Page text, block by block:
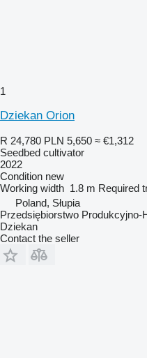
1
Dziekan Orion
R 24,780 PLN 5,650 ≈ €1,312
Seedbed cultivator
2022
Condition new
Working width 1.8 m Required
Poland, Słupia
Przedsiębiorstwo
Dziekan
Contact the seller